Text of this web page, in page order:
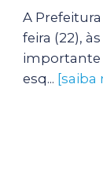
A
feira (22),
importante
esq... [saiba